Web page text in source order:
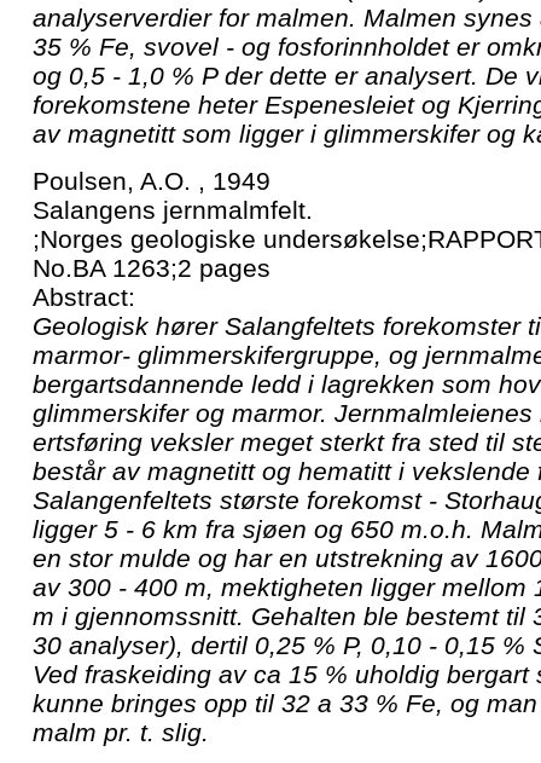
analyserverdier for malmen. Malmen
35 % Fe, svovel - og fosforinnholdet er
og 0,5 - 1,0 % P der dette er analysert. De
forekomstene heter Espenesleiet og
av magnetitt som ligger i glimmerskifer og
Poulsen, A.O. , 1949
Salangens jernmalmfelt.
;Norges geologiske
No.BA 1263;2 pages
Abstract:
Geologisk hører Salangfeltets forekomster
marmor- glimmerskifergruppe, og
bergartsdannende ledd i lagrekken som
glimmerskifer og marmor.
ertsføring veksler meget sterkt fra sted til
består av magnetitt og hematitt i vekslende
Salangenfeltets største forekomst -
ligger 5 - 6 km fra sjøen og 650 m.o.h.
en stor mulde og har en utstrekning av
av 300 - 400 m, mektigheten ligger mellom
m i gjennomssnitt. Gehalten ble bestemt til
30 analyser), dertil 0,25 % P, 0,10 - 0,15 %
Ved fraskeiding av ca 15 % uholdig bergart
kunne bringes opp til 32 a 33 % Fe, og
malm pr. t. slig.